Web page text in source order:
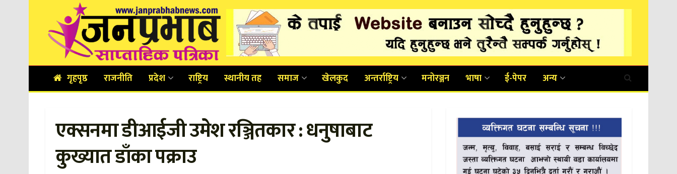
गृहपृष्ठ राजनीति प्रदेश राष्ट्रिय स्थानीय तह समाज खेलकुद अन्तर्राष्ट्रिय मनोरञ्जन भाषा ई-पेपर अन्य
एक्सनमा डीआईजी उमेश रञ्जितकार : धनुषाबाट
कुख्यात डाँका पक्राउ